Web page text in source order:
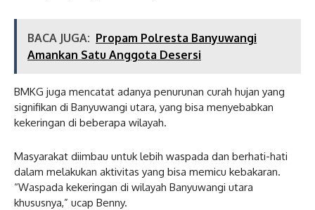
BACA JUGA: Propam Polresta Banyuwangi
Amankan Satu Anggota Desersi
BMKG juga mencatat adanya penurunan curah hujan yang
signifikan di Banyuwangi utara, yang bisa menyebabkan
kekeringan di beberapa wilayah.
Masyarakat diimbau untuk lebih waspada dan berhati-hati
dalam melakukan aktivitas yang bisa memicu kebakaran.
“Waspada kekeringan di wilayah Banyuwangi utara
khususnya,” ucap Benny.